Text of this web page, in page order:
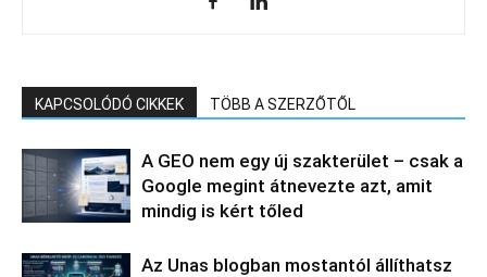
KAPCSOLÓDÓ CIKKEK TÖBB A SZERZŐTŐL
A GEO nem egy új szakterület – csak a
Google megint átnevezte azt, amit
mindig is kért tőled
Az Unas blogban mostantól állíthatsz